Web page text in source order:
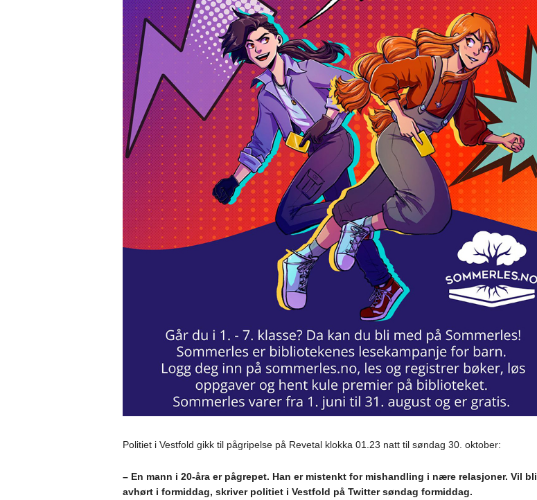
Politiet i Vestfold gikk til pågripelse på Revetal klokka 01.23 natt til søndag 30. oktober:
– En mann i 20-åra er pågrepet. Han er mistenkt for mishandling i nære relasjoner. Vil bli
avhørt i formiddag, skriver politiet i Vestfold på Twitter søndag formiddag.